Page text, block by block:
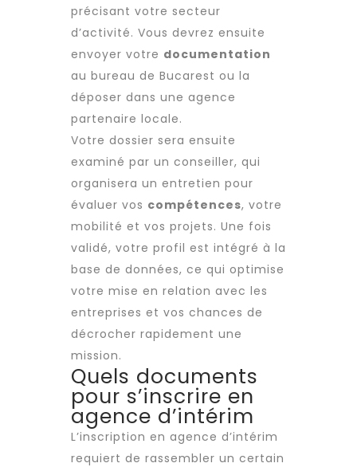
précisant votre secteur
d’activité. Vous devrez ensuite
envoyer votre documentation
au bureau de Bucarest ou la
déposer dans une agence
partenaire locale.
Votre dossier sera ensuite
examiné par un conseiller, qui
organisera un entretien pour
évaluer vos compétences, votre
mobilité et vos projets. Une fois
validé, votre profil est intégré à la
base de données, ce qui optimise
votre mise en relation avec les
entreprises et vos chances de
décrocher rapidement une
mission.
Quels documents
pour s’inscrire en
agence d’intérim
L’inscription en agence d’intérim
requiert de rassembler un certain